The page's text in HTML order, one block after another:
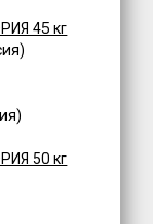
45 кг
50 кг